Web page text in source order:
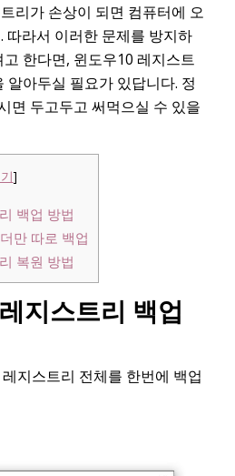
리가 손상이 되면 컴퓨터에 오
따라서 이러한 문제를 방지하
한다면, 윈도우10 레지스트
알아두실 필요가 있답니다. 정
면 두고두고 써먹으실 수 있을
]
백업 방법
만 따로 백업
복원 방법
지스트리 백업
지스트리 전체를 한번에 백업